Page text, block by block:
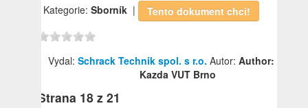
| Kategorie: Sborník| Tento dokument chci!
Vydal: Schrack Technik spol. s r.o. Autor: Author: Tomáš
Kazda VUT Brno
Strana 18z 21